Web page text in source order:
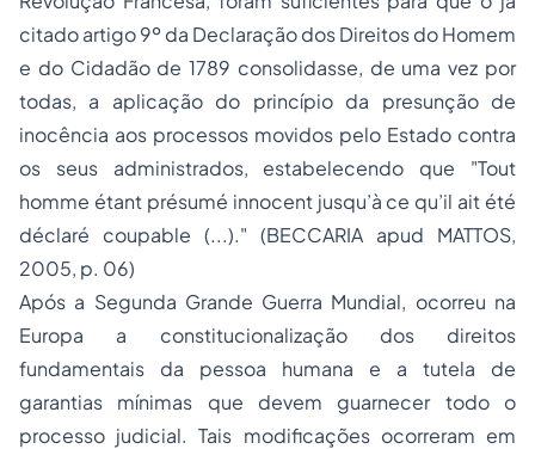
citado artigo 9º da Declaração dos Direitos do Homem
e do Cidadão de 1789 consolidasse, de uma vez por
todas, a aplicação do princípio da presunção de
inocência aos processos movidos pelo Estado contra
os seus administrados, estabelecendo que "Tout
homme étant présumé innocent jusqu’à ce qu’il ait été
déclaré coupable (...)." (BECCARIA apud MATTOS,
2005, p. 06)
Após a Segunda Grande Guerra Mundial, ocorreu na
Europa a constitucionalização dos direitos
fundamentais da pessoa humana e a tutela de
garantias mínimas que devem guarnecer todo o
processo judicial. Tais modificações ocorreram em